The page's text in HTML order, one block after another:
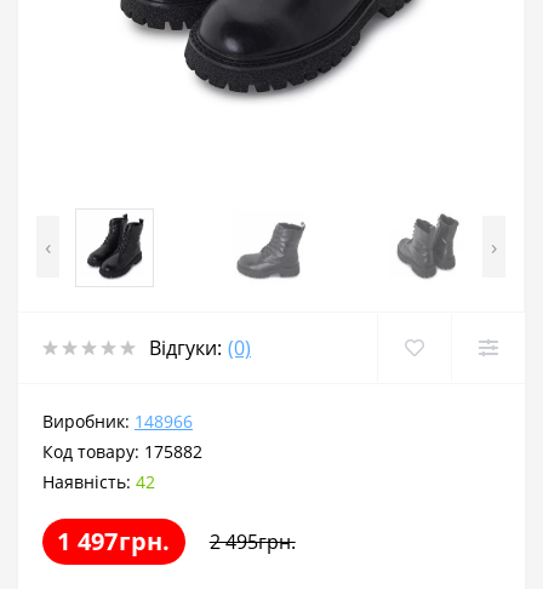
‹ ›
Відгуки: (0)
Виробник: 148966
Код товару: 175882
Наявність: 42
1 497грн. 2 495грн.